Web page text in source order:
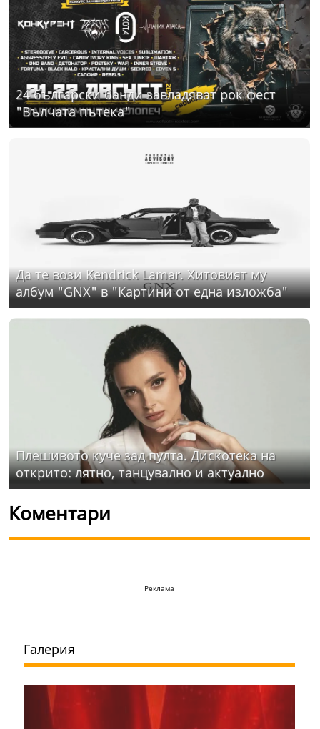
24 български банди завладяват рок фест
"Вълчата пътека"
Да те вози Kendrick Lamar. Хитовият му
албум "GNX" в "Картини от една изложба"
Плешивото куче зад пулта. Дискотека на
открито: лятно, танцувално и актуално
Коментари
Реклама
Галерия